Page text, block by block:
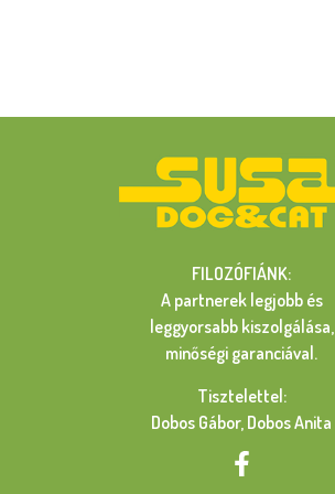
FILOZÓFIÁNK:
A partnerek legjobb és
leggyorsabb kiszolgálása,
minőségi garanciával.
Tisztelettel:
Dobos Gábor, Dobos Anita